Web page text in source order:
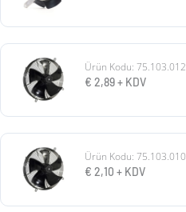
Ürün Kodu: 75.103.012
€ 2,89+ KDV
Ürün Kodu: 75.103.010
€ 2,10 + KDV